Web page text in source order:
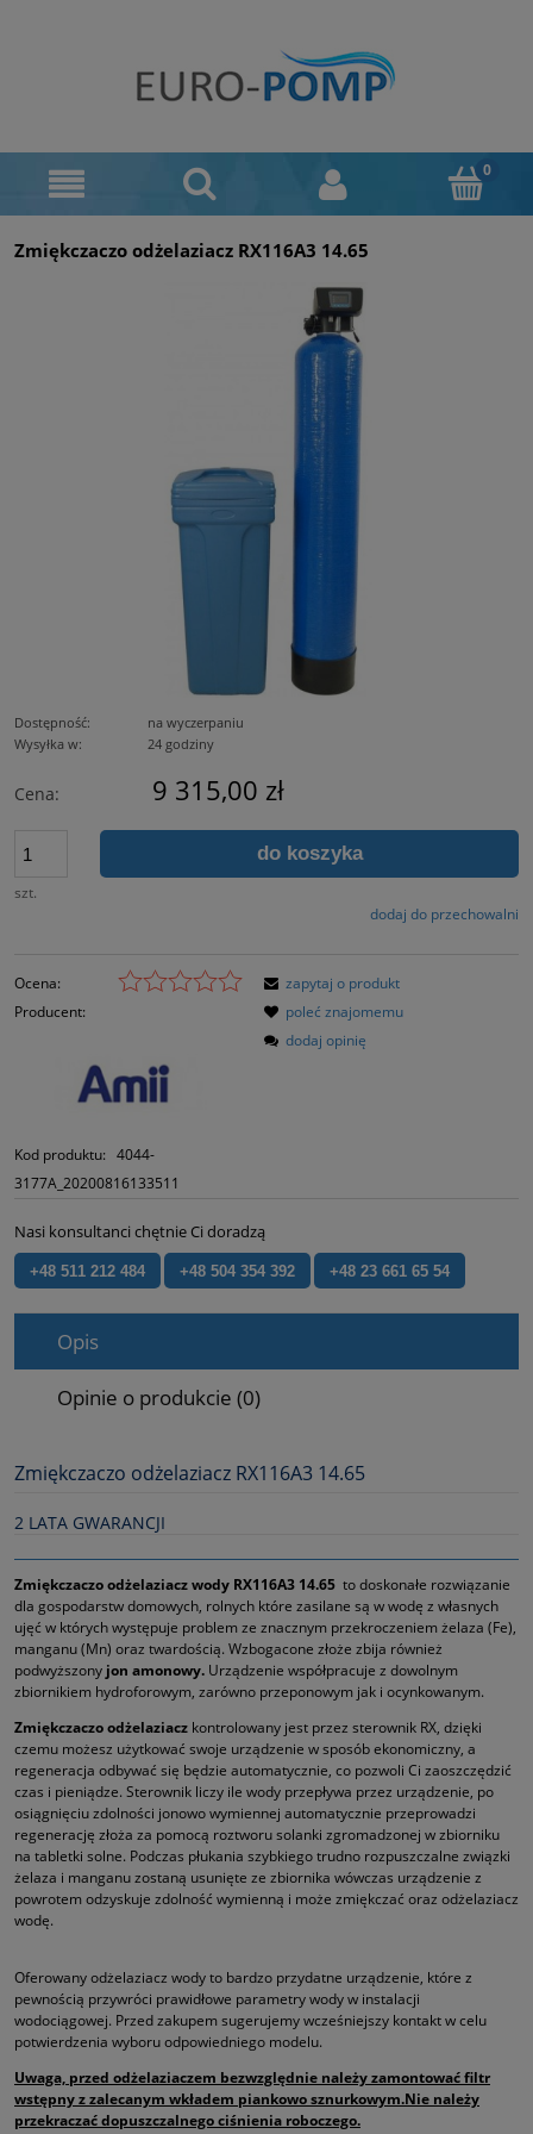
Zmiękczaczo odżelaziacz RX116A3 14.65
Dostępność:
na wyczerpaniu
Wysyłka w:
24 godziny
Cena: 9 315,00 zł
szt.
do koszyka
dodaj do przechowalni
Ocena:
Producent:
Kod produktu: 4044-
3177A_20200816133511
zapytaj o produkt
poleć znajomemu
dodaj opinię
Nasi konsultanci chętnie Ci doradzą
+48 511 212 484 +48 504 354 392 +48 23 661 65 54
Opis
Opinie o produkcie (0)
Zmiękczaczo odżelaziacz RX116A3 14.65
2 LATA GWARANCJI
Zmiękczaczo odżelaziacz wody RX116A3 14.65 to doskonałe rozwiązanie
dla gospodarstw domowych, rolnych które zasilane są w wodę z własnych
ujęć w których występuje problem ze znacznym przekroczeniem żelaza (Fe),
manganu (Mn) oraz twardością. Wzbogacone złoże zbija również
podwyższony jon amonowy. Urządzenie współpracuje z dowolnym
zbiornikiem hydroforowym, zarówno przeponowym jak i ocynkowanym.
Zmiękczaczo odżelaziacz kontrolowany jest przez sterownik RX, dzięki
czemu możesz użytkować swoje urządzenie w sposób ekonomiczny, a
regeneracja odbywać się będzie automatycznie, co pozwoli Ci zaoszczędzić
czas i pieniądze. Sterownik liczy ile wody przepływa przez urządzenie, po
osiągnięciu zdolności jonowo wymiennej automatycznie przeprowadzi
regenerację złoża za pomocą roztworu solanki zgromadzonej w zbiorniku
na tabletki solne. Podczas płukania szybkiego trudno rozpuszczalne związki
żelaza i manganu zostaną usunięte ze zbiornika wówczas urządzenie z
powrotem odzyskuje zdolność wymienną i może zmiękczać oraz odżelaziacz
wodę.
Oferowany odżelaziacz wody to bardzo przydatne urządzenie, które z
pewnością przywróci prawidłowe parametry wody w instalacji
wodociągowej. Przed zakupem sugerujemy wcześniejszy kontakt w celu
potwierdzenia wyboru odpowiedniego modelu.
Uwaga, przed odżelaziaczem bezwzględnie należy zamontować filtr
wstępny z zalecanym wkładem piankowo sznurkowym.Nie należy
przekraczać dopuszczalnego ciśnienia roboczego.